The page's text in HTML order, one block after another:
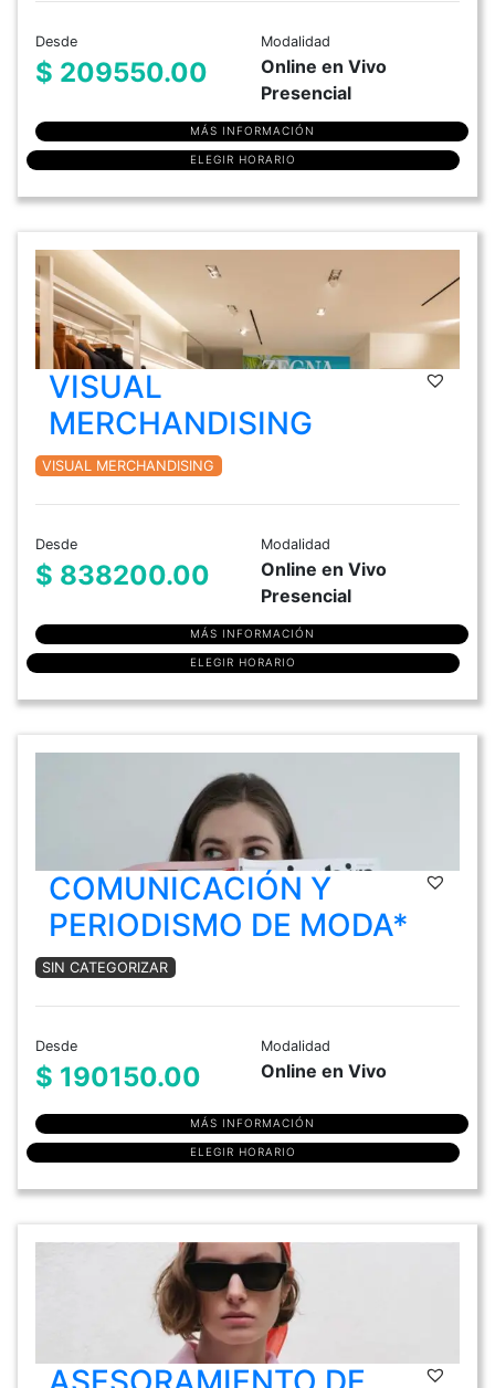
Desde
$ 209550.00
Modalidad
Online en Vivo
Presencial
MÁS INFORMACIÓN
ELEGIR HORARIO
VISUAL
MERCHANDISING
VISUAL MERCHANDISING
Desde
$ 838200.00
Modalidad
Online en Vivo
Presencial
MÁS INFORMACIÓN
ELEGIR HORARIO
COMUNICACIÓN Y
PERIODISMO DE MODA*
SIN CATEGORIZAR
Desde
$ 190150.00
Modalidad
Online en Vivo
MÁS INFORMACIÓN
ELEGIR HORARIO